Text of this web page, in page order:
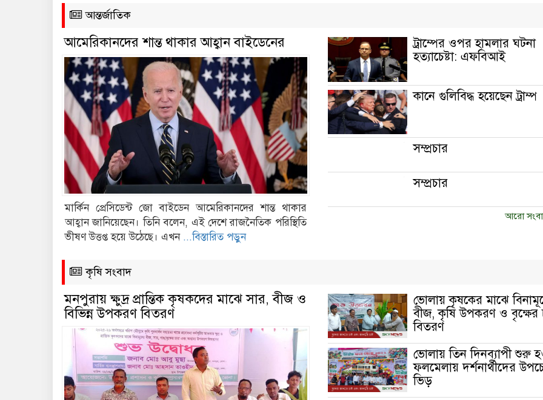
আন্তর্জাতিক
আমেরিকানদের শান্ত থাকার আহ্বান বাইডেনের
মার্কিন প্রেসিডেন্ট জো বাইডেন আমেরিকানদের শান্ত থাকার
আহ্বান জানিয়েছেন। তিনি বলেন, এই দেশে রাজনৈতিক পরিস্থিতি
ভীষণ উত্তপ্ত হয়ে উঠেছে। এখন ...বিস্তারিত পড়ুন
ট্রাম্পের ওপর হামলার ঘটনা
হত্যাচেষ্টা: এফবিআই
কানে গুলিবিদ্ধ হয়েছেন ট্রাম্প
সম্প্রচার
সম্প্রচার
আরো
কৃষি সংবাদ
মনপুরায় ক্ষুদ্র প্রান্তিক কৃষকদের মাঝে সার, বীজ ও
বিভিন্ন উপকরণ বিতরণ
ভোলায় কৃষকের মাঝে
বীজ, কৃষি উপকরণ ও বৃক্ষের
বিতরণ
ভোলায় তিন দিনব্যাপী শুরু
ফলমেলায় দর্শনার্থীদের
ভিড়